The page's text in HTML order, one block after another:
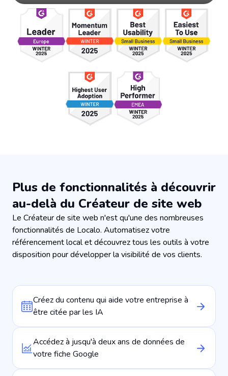
Plus de fonctionnalités à découvrir
au-delà du Créateur de site web
Le Créateur de site web n'est qu'une des nombreuses
fonctionnalités de Localo. Automatisez votre
référencement local et découvrez tous les outils à votre
disposition pour développer la visibilité de vos clients.
Créez du contenu qui aide votre entreprise à
être citée par les IA
Accédez à jusqu'à deux ans de données de
votre fiche Google